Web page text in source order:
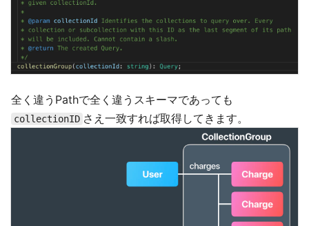
全く違うPathで全く違うスキーマであっても
collectionID さえ一致すれば取得してきます。